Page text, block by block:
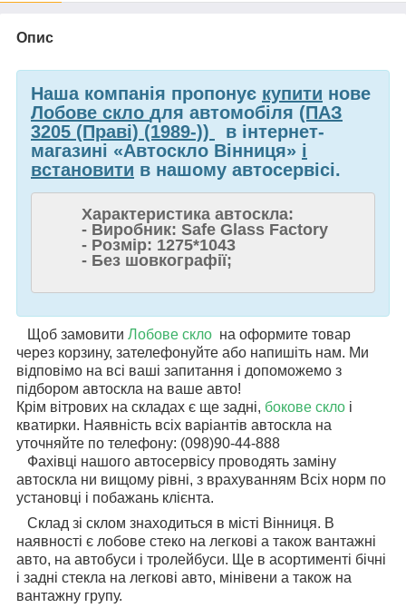
Опис
Наша компанія пропонує купити нове
Лобове скло для автомобіля (ПАЗ
3205 (Праві) (1989-))
в інтернет-
магазині «Автоскло Вінниця» і
встановити в нашому автосервісі.
Характеристика автоскла:
- Виробник: Safe Glass Factory
- Розмір: 1275*1043
- Без шовкографії;
Щоб замовити Лобове скло на оформите товар
через корзину, зателефонуйте або напишіть нам. Ми
відповімо на всі ваші запитання і допоможемо з
підбором автоскла на ваше авто!
Крім вітрових на складах є ще задні, бокове скло і
кватирки. Наявність всіх варіантів автоскла на
уточняйте по телефону: (098)90-44-888
Фахівці нашого автосервісу проводять заміну
автоскла ни вищому рівні, з врахуванням Всіх норм по
установці і побажань клієнта.
Склад зі склом знаходиться в місті Вінниця. В
наявності є лобове стеко на легкові а також вантажні
авто, на автобуси і тролейбуси. Ще в асортименті бічні
і задні стекла на легкові авто, мінівени а також на
вантажну групу.